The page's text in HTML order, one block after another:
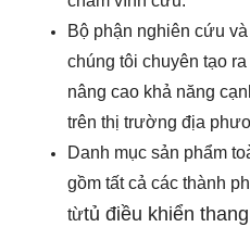
Bộ phận nghiên cứu
chúng tôi chuyên tạo
nâng cao khả năng
trên thị trường địa
Danh mục sản phẩm
gồm tất cả các thành
từtủ điều khiển